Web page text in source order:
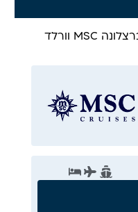
חבילת שייט בים התיכון מברצלונה MSC וורלד